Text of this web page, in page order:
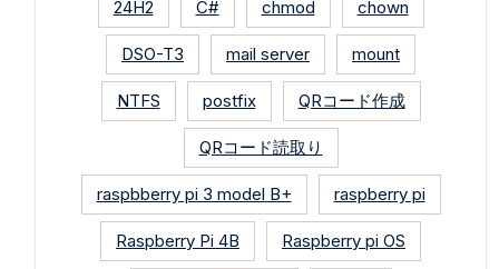
24H2 C# chmod chown
DSO-T3 mail server mount
NTFS postfix QRコード作成
QRコード読取り
raspbberry pi 3 model B+ raspberry pi
Raspberry Pi 4B Raspberry pi OS